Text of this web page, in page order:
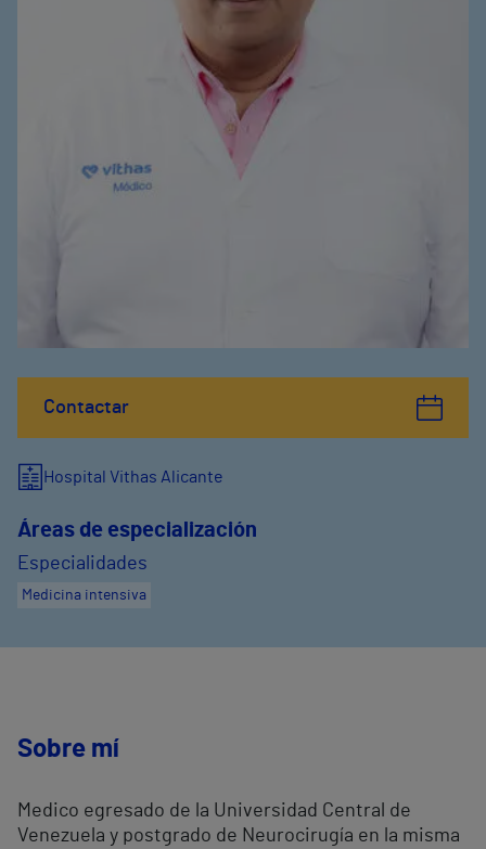
Contactar
Hospital Vithas Alicante
Áreas de especialización
Especialidades
Medicina intensiva
Sobre mí
Medico egresado de la Universidad Central de
Venezuela y postgrado de Neurocirugía en la misma